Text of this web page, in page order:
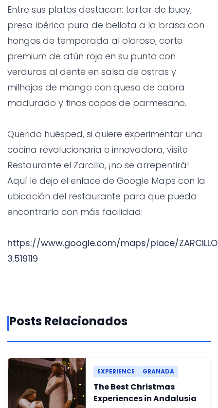
Entre sus platos destacan: tartar de buey,
presa ibérica pura de bellota a la brasa con
hongos de temporada al oloroso, corte
premium de atún rojo en su punto con
verduras al dente en salsa de ostras y
milhojas de mango con queso de cabra
madurado y finos copos de parmesano.
Querido huésped, si quiere experimentar una
cocina revolucionaria e innovadora, visite
Restaurante el Zarcillo, ¡no se arrepentirá!
Aquí le dejo el enlace de Google Maps con la
ubicación del restaurante para que pueda
encontrarlo con más facilidad:
https://www.google.com/maps/place/
3.519119
Posts Relacionados
EXPERIENCE GRANADA
The Best Christmas
Experiences in Andalusia